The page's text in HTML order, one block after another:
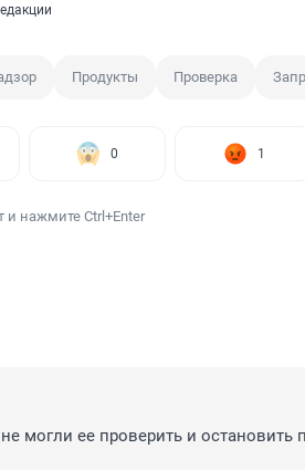
Продукты Проверка
0 1
и нажмите Ctrl+Enter
могли ее проверить и остановить